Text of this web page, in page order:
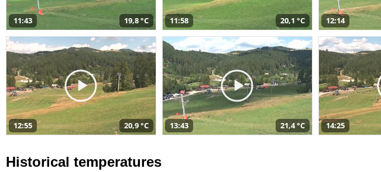
11:43 19,8 °C 11:58 20,1 °C 12:14
12:55 20,9 °C 13:43 21,4 °C 14:25
Historical temperatures